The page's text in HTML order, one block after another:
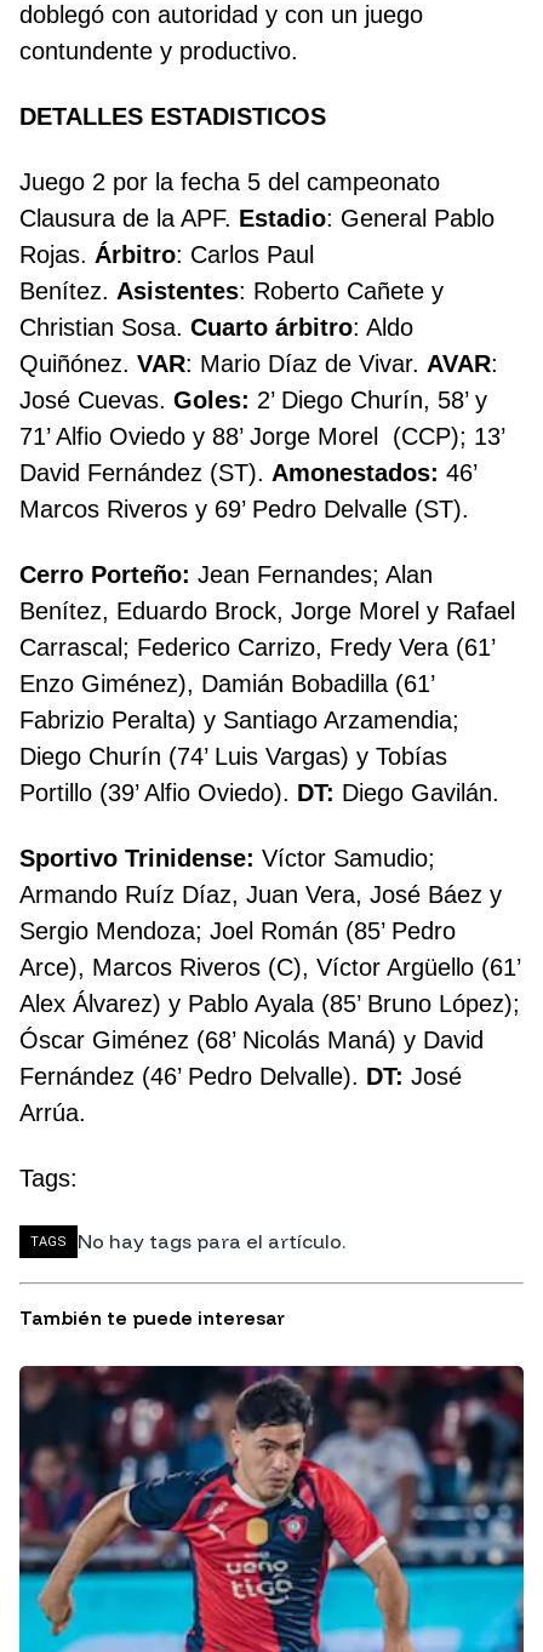
doblegó con autoridad y con un juego
contundente y productivo.
DETALLES ESTADISTICOS
Juego 2 por la fecha 5 del campeonato
Clausura de la APF. Estadio: General Pablo
Rojas. Árbitro: Carlos Paul
Benítez. Asistentes: Roberto Cañete y
Christian Sosa. Cuarto árbitro: Aldo
Quiñónez. VAR: Mario Díaz de Vivar. AVAR:
José Cuevas. Goles: 2’ Diego Churín, 58’ y
71’ Alfio Oviedo y 88’ Jorge Morel (CCP); 13’
David Fernández (ST). Amonestados: 46’
Marcos Riveros y 69’ Pedro Delvalle (ST).
Cerro Porteño: Jean Fernandes; Alan
Benítez, Eduardo Brock, Jorge Morel y Rafael
Carrascal; Federico Carrizo, Fredy Vera (61’
Enzo Giménez), Damián Bobadilla (61’
Fabrizio Peralta) y Santiago Arzamendia;
Diego Churín (74’ Luis Vargas) y Tobías
Portillo (39’ Alfio Oviedo). DT: Diego Gavilán.
Sportivo Trinidense: Víctor Samudio;
Armando Ruíz Díaz, Juan Vera, José Báez y
Sergio Mendoza; Joel Román (85’ Pedro
Arce), Marcos Riveros (C), Víctor Argüello (61’
Alex Álvarez) y Pablo Ayala (85’ Bruno López);
Óscar Giménez (68’ Nicolás Maná) y David
Fernández (46’ Pedro Delvalle). DT: José
Arrúa.
Tags:
TAGS No hay tags para el artículo.
También te puede interesar